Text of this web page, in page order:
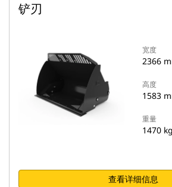
铲刃
宽度
2366
高度
1583
重量
1470 kg
查看详细信息